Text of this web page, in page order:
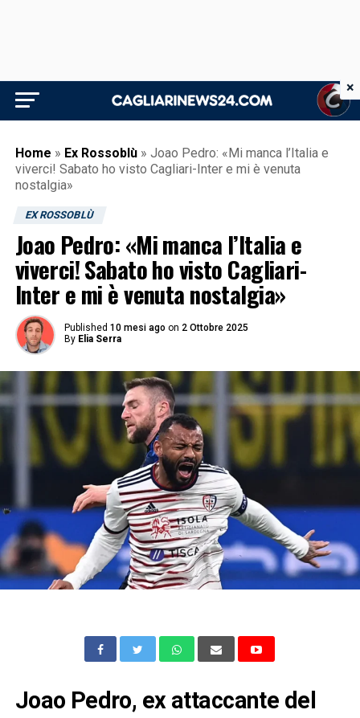
Home » Ex Rossoblù » Joao Pedro: «Mi manca l’Italia e
viverci! Sabato ho visto Cagliari-Inter e mi è venuta
nostalgia»
EX ROSSOBLÙ
Joao Pedro: «Mi manca l’Italia e
viverci! Sabato ho visto Cagliari-
Inter e mi è venuta nostalgia»
Published 10 mesi ago on 2 Ottobre 2025
By Elia Serra
Joao Pedro, ex attaccante del
×